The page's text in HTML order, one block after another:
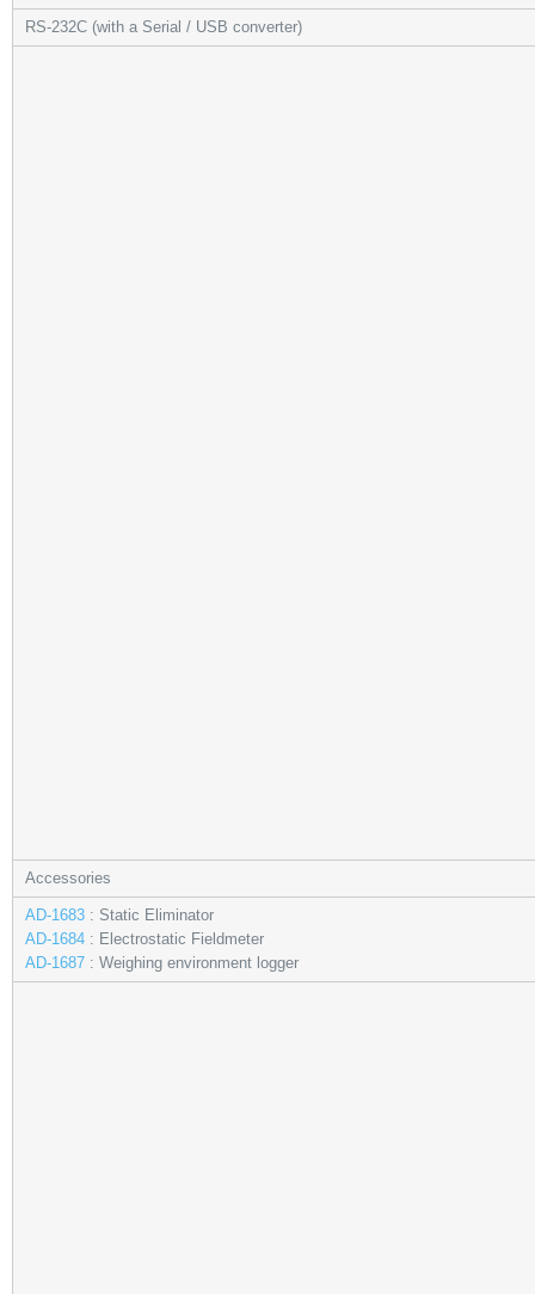
RS-232C (with a Serial / USB converter)
Accessories
AD-1683 : Static Eliminator
AD-1684 : Electrostatic Fieldmeter
AD-1687 : Weighing environment logger